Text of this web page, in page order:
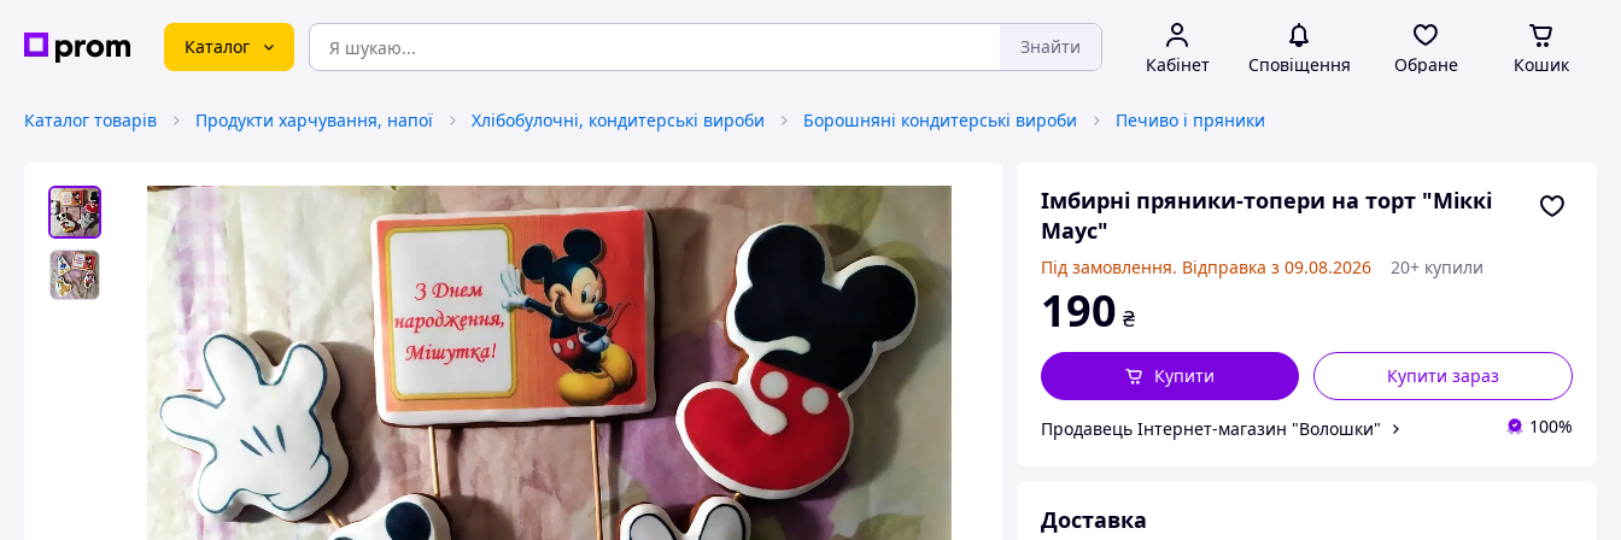
Каталог Знайти
Кабінет Сповіщення Обране Кошик
Каталог товарів Продукти харчування, напої Хлібобулочні, кондитерські вироби Борошняні кондитерські вироби Печиво і пряники
Імбирні пряники-топери на торт "Міккі
Маус"
Під замовлення. Відправка з 09.08.2026 20+ купили
190 ₴
Купити зараз
Купити
Продавець Інтернет-магазин "Волошки" 100%
Доставка